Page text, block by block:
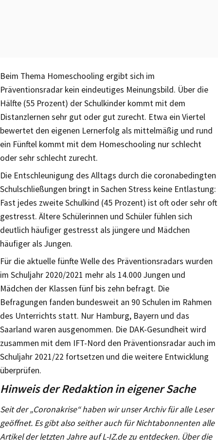
Beim Thema Homeschooling ergibt sich im
Präventionsradar kein eindeutiges Meinungsbild. Über die
Hälfte (55 Prozent) der Schulkinder kommt mit dem
Distanzlernen sehr gut oder gut zurecht. Etwa ein Viertel
bewertet den eigenen Lernerfolg als mittelmäßig und rund
ein Fünftel kommt mit dem Homeschooling nur schlecht
oder sehr schlecht zurecht.
Die Entschleunigung des Alltags durch die coronabedingten
Schulschließungen bringt in Sachen Stress keine Entlastung:
Fast jedes zweite Schulkind (45 Prozent) ist oft oder sehr oft
gestresst. Ältere Schülerinnen und Schüler fühlen sich
deutlich häufiger gestresst als jüngere und Mädchen
häufiger als Jungen.
Für die aktuelle fünfte Welle des Präventionsradars wurden
im Schuljahr 2020/2021 mehr als 14.000 Jungen und
Mädchen der Klassen fünf bis zehn befragt. Die
Befragungen fanden bundesweit an 90 Schulen im Rahmen
des Unterrichts statt. Nur Hamburg, Bayern und das
Saarland waren ausgenommen. Die DAK-Gesundheit wird
zusammen mit dem IFT-Nord den Präventionsradar auch im
Schuljahr 2021/22 fortsetzen und die weitere Entwicklung
überprüfen.
Hinweis der Redaktion in eigener Sache
Seit der „Coronakrise“ haben wir unser Archiv für alle Leser
geöffnet. Es gibt also seither auch für Nichtabonnenten alle
Artikel der letzten Jahre auf L-IZ.de zu entdecken. Über die